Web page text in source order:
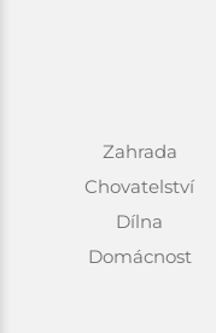
Zahrada
Chovatelství
Dílna
Domácnost